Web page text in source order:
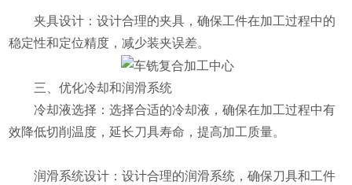
夹具设计：设计合理的夹具，确保工件在加工过程中的
稳定性和定位精度，减少装夹误差。
三、优化冷却和润滑系统
冷却液选择：选择合适的冷却液，确保在加工过程中有
效降低切削温度，延长刀具寿命，提高加工质量。
润滑系统设计：设计合理的润滑系统，确保刀具和工件